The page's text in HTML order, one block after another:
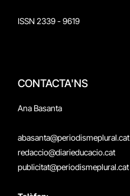
ISSN 2339 - 9619
CONTACTA'NS
Ana Basanta
abasanta@periodismeplural.cat
redaccio@diarieducacio.cat
publicitat@periodismeplural.cat